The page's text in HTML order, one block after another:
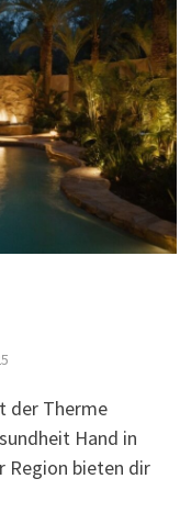
der Therme
Hand in
Region bieten dir